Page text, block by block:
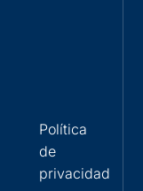
Política
de
privacidad